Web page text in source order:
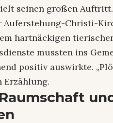
seinen großen
Auferstehung-Christi-
hartnäckigen
mussten ins
positiv auswirkte.
Erzählung.